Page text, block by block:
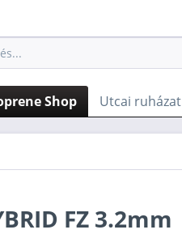
Shop Utcai ruházat
FZ 3.2mm